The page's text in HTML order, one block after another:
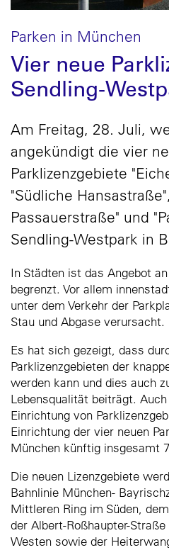
Parken in München
Vier neue
Sendling-
Am Freitag, 28. Juli,
angekündigt die vier
Parklizenzgebiete
"Südliche
Passauerstraße" und
Sendling-Westpark in
In Städten ist das Angebot
begrenzt. Vor allem
unter dem Verkehr der
Stau und Abgase verursacht.
Es hat sich gezeigt, dass
Parklizenzgebieten der
werden kann und dies auch
Lebensqualität beiträgt.
Einrichtung von
Einrichtung der vier neuen
München künftig insgesamt
Die neuen Lizenzgebiete
Bahnlinie München-
Mittleren Ring im Süden,
der Albert-Roßhaupter-
Westen sowie der